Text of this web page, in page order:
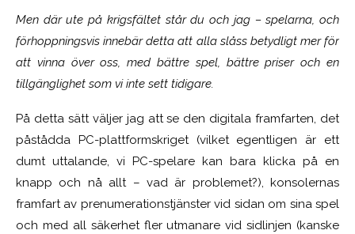
Men där ute på krigsfältet står du och jag – spelarna, och
förhoppningsvis innebär detta att alla slåss betydligt mer för
att vinna över oss, med bättre spel, bättre priser och en
tillgänglighet som vi inte sett tidigare.
På detta sätt väljer jag att se den digitala framfarten, det
påstådda PC-plattformskriget (vilket egentligen är ett
dumt uttalande, vi PC-spelare kan bara klicka på en
knapp och nå allt – vad är problemet?), konsolernas
framfart av prenumerationstjänster vid sidan om sina spel
och med all säkerhet fler utmanare vid sidlinjen (kanske